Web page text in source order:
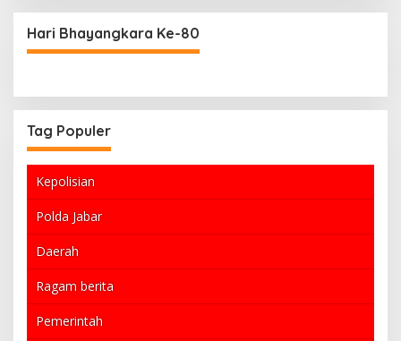
e
g
o
r
Hari Bhayangkara Ke-80
Tag Populer
Kepolisian
Polda Jabar
Daerah
Ragam berita
Pemerintah